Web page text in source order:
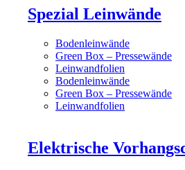
Spezial Leinwände
Bodenleinwände
Green Box – Pressewände
Leinwandfolien
Bodenleinwände
Green Box – Pressewände
Leinwandfolien
Elektrische